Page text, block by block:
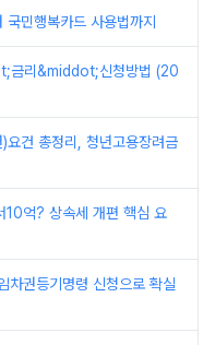
민행복카드 사용법까지
금리&middot;신청방법 (20
건 총정리, 청년고용장려금
10억? 상속세 개편 핵심 요
차권등기명령 신청으로 확실